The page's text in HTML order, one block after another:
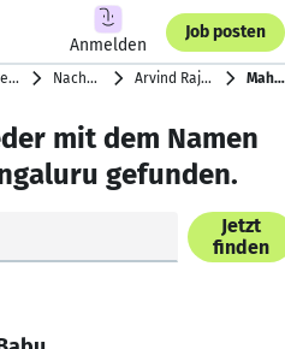
Anmelden
Job posten
Bengaluru Nachnamen mit B Arvind Raj B A … Nikhil Bagri Mahesh Babu
mit dem Namen
gefunden.
Jetzt
finden